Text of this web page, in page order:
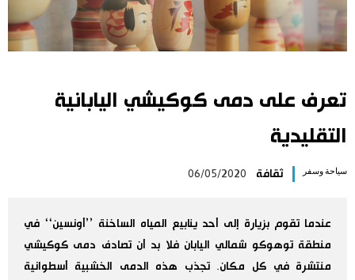
Español
إنفوغرافيك اليابان
سياحة وسفر
اليابان في فيديو
علوم وتكنولوجيا
تعرف على دمى كوكيشي اليابانية
التقليدية
سياحة وسفر ثقافة 06/05/2020
عندما تقوم بزيارة إلى أحد ينابيع المياه الساخنة ’’أونسين‘‘ في
منطقة توهوكو شمالي اليابان فلا بد أن تصادف دمى كوكيشي
منتشرة في كل مكان. تجذب هذه الدمى الخشبية أسطوانية